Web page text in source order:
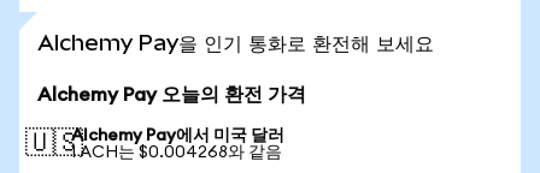
Alchemy Pay을 인기 통화로 환전해 보세요
Alchemy Pay 오늘의 환전 가격
🇺🇸Alchemy Pay에서 미국 달러
1 ACH는 $0.004268와 같음